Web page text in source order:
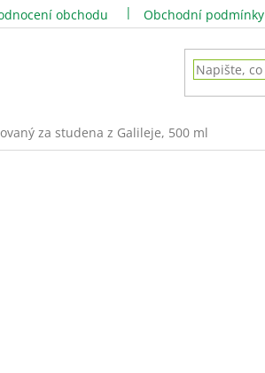
obchodu Obchodní podmínky
za studena z Galileje, 500 ml